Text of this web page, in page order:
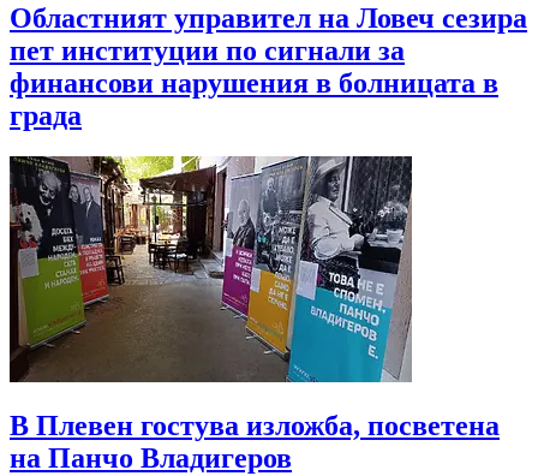
Областният управител на Ловеч сезира
пет институции по сигнали за
финансови нарушения в болницата в
града
В Плевен гостува изложба, посветена
на Панчо Владигеров